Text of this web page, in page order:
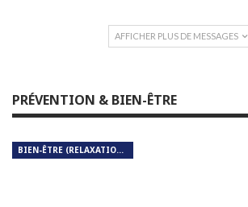
AFFICHER PLUS DE MESSAGES
PRÉVENTION & BIEN-ÊTRE
BIEN-ÊTRE (RELAXATION, MÉDITATION, SOIN DU CORPS)